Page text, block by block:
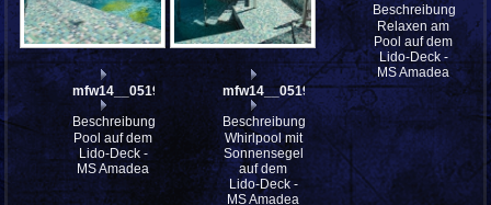
mfw14__051988
Beschreibung:
Pool auf dem
Lido-Deck -
MS Amadea
mfw14__051986
Beschreibung:
Whirlpool mit
Sonnensegel
auf dem
Lido-Deck -
MS Amadea
Beschreibung:
Relaxen am
Pool auf dem
Lido-Deck -
MS Amadea